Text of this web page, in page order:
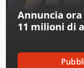
Alberti
Alcoa
Amos
Annuncia
11 milioni di